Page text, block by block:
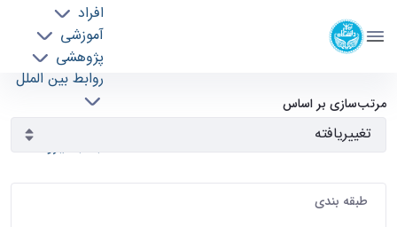
افراد
آموزشی
پژوهشی
روابط بین الملل
خدمات
آرشیو اطلاعیه ها - ece- دانشکده مهندسی برق و
کامپیوتر
مرتب‌سازی بر اساس
طبقه بندی